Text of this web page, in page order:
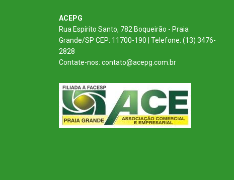
ACEPG
Rua Espírito Santo, 782 Boqueirão - Praia
Grande/SP CEP: 11700-190 | Telefone: (13) 3476-
2828
Contate-nos: contato@acepg.com.br